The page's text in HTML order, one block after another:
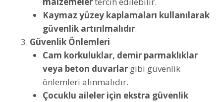
Kaymaz yüzey kaplamaları kullanılarak
güvenlik artırılmalıdır.
Güvenlik Önlemleri
Cam korkuluklar, demir parmaklıklar
veya beton duvarlargibi güvenlik
önlemleri alınmalıdır.
Çocuklu aileler için ekstra güvenlik